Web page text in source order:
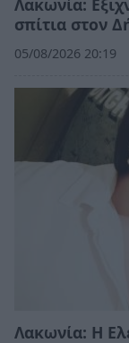
Λακωνία:
σπίτια στον
05/08/2026 20:19
Λακωνία: Η